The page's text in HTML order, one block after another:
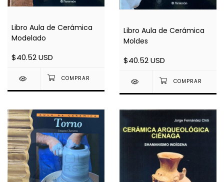
Libro Aula de Cerámica
Modelado
$40.52 USD
Libro Aula de Cerámica
Moldes
$40.52 USD